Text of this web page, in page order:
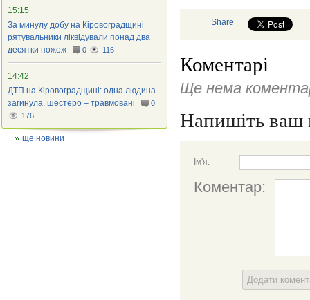
Share
Коментарі
Ще нема
Напишіть ваш
Ім'я:
Коментар:
Додати
15:15
За минулу добу на Кіровоградщині
рятувальники ліквідували понад два
десятки пожеж
0 116
14:42
ДТП на Кіровоградщині: одна людина
загинула, шестеро – травмовані
0
176
ще новини